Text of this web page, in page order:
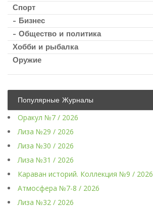
Спорт
- Бизнес
- Общество и политика
Хобби и рыбалка
Оружие
Популярные Журналы
Оракул №7 / 2026
Лиза №29 / 2026
Лиза №30 / 2026
Лиза №31 / 2026
Караван историй. Коллекция №9 / 2026
Атмосфера №7-8 / 2026
Лиза №32 / 2026